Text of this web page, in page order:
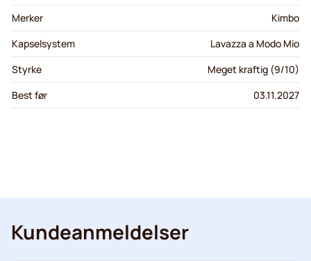
Merker
Kimbo
Kapselsystem
Lavazza a Modo Mio
Styrke
Meget kraftig (9/10)
Best før
03.11.2027
Kundeanmeldelser